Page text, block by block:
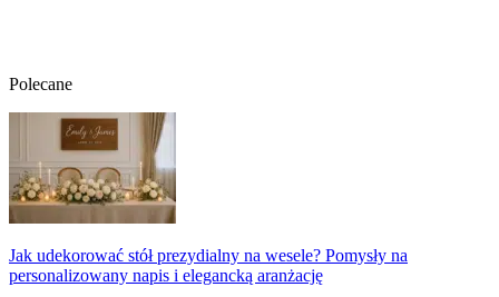
Polecane
Jak udekorować stół prezydialny na wesele? Pomysły na
personalizowany napis i elegancką aranżację